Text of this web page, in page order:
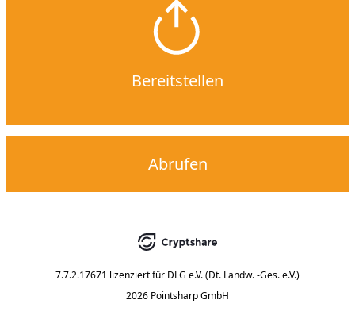
Bereitstellen
Abrufen
7.7.2.17671 lizenziert für DLG e.V. (Dt. Landw. -Ges. e.V.)
2026 Pointsharp GmbH